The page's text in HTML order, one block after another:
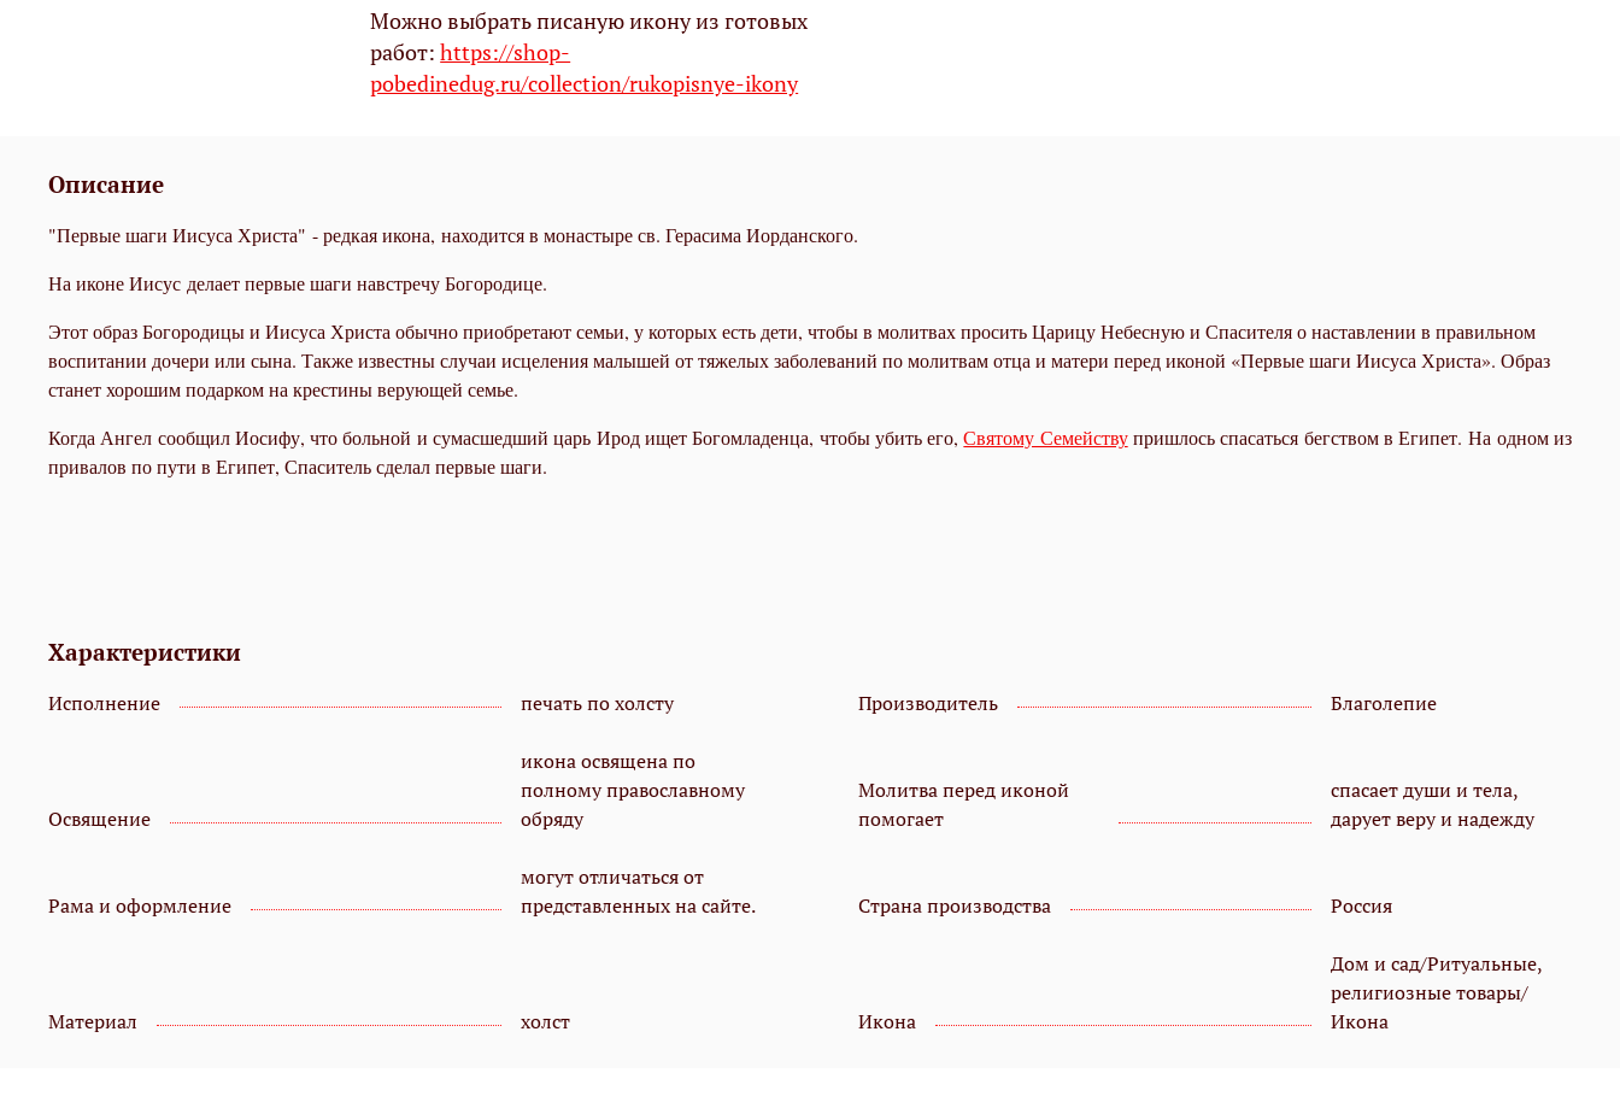
Можно выбрать писаную икону из готовых
работ:https://shop-
pobedinedug.ru/collection/rukopisnye-ikony
Описание
"Первые шаги Иисуса Христа" - редкая икона, находится в монастыре св. Герасима Иорданского.
На иконе Иисус делает первые шаги навстречу Богородице.
Этот образ Богородицы и Иисуса Христа обычно приобретают семьи, у которых есть дети, чтобы в молитвах просить Царицу Небесную и Спасителя о наставлении в правильном
воспитании дочери или сына. Также известны случаи исцеления малышей от тяжелых заболеваний по молитвам отца и матери перед иконой «Первые шаги Иисуса Христа». Образ
станет хорошим подарком на крестины верующей семье.
Когда Ангел сообщил Иосифу, что больной и сумасшедший царь Ирод ищет Богомладенца, чтобы убить его,Святому Семействупришлось спасаться бегством в Египет. На одном из
привалов по пути в Египет, Спаситель сделал первые шаги.
Характеристики
Исполнение печать по холсту Производитель Благолепие
Освящение
икона освящена по
полному православному
обряду
Молитва перед иконой
помогает
спасает души и тела,
дарует веру и надежду
Рама и оформление
могут отличаться от
представленных на сайте.
Страна производства Россия
Материал холст Икона
Дом и сад/Ритуальные,
религиозные товары/
Икона